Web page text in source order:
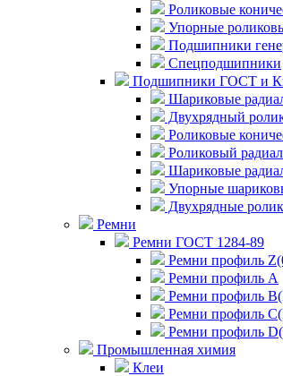
Роликовые
Упорные
Подшипники
Спецподшипники
Подшипники ГОСТ и
Шариковые
Двухрядный
Роликовые
Роликовый
Шариковые
Упорные
Двухрядные
Ремни
Ремни ГОСТ 1284-89
Ремни профиль
Ремни профиль А
Ремни профиль
Ремни профиль
Ремни профиль
Промышленная химия
Клеи